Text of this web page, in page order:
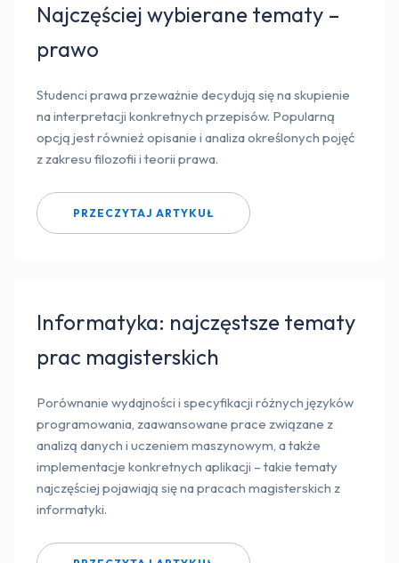
Najczęściej wybierane tematy –
prawo
Studenci prawa przeważnie decydują się na skupienie
na interpretacji konkretnych przepisów. Popularną
opcją jest również opisanie i analiza określonych pojęć
z zakresu filozofii i teorii prawa.
PRZECZYTAJ ARTYKUŁ
Informatyka: najczęstsze tematy
prac magisterskich
Porównanie wydajności i specyfikacji różnych języków
programowania, zaawansowane prace związane z
analizą danych i uczeniem maszynowym, a także
implementacje konkretnych aplikacji – takie tematy
najczęściej pojawiają się na pracach magisterskich z
informatyki.